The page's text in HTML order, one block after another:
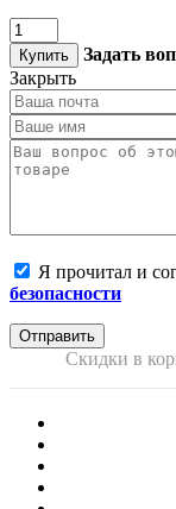
Купить
Задать
Закрыть
Я прочитал и
безопасности
Отправить
Скидки в